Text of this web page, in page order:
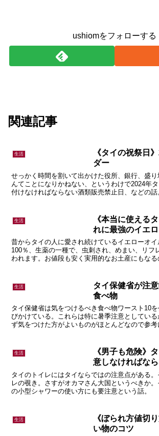
ushiomをフォローする
関連記事
生活
《タイの祝祭日
ダー
せっかく時間を割いて出かけた役所、銀行、盛
んてことになりかねない、というわけで2024年
付けなければならない酒類販売禁止日、などの話
生活
《本当に使える
れに最強のイエ
昔からタイの人に愛され続けているイエローオ
100％、生薬の一種で、虫刺され、めまい、リフ
われます。お値段も安く実用的なお土産にもなる
生活
タイ保健省が注
食べ物
タイ保健省は気をつけるべき食べ物ワースト10
びかけている。これらは特に暑季注意としてい
ず気をつけた方がよいものがほとんどなので参考
生活
《男子も危険》
意しなければな
タイのトイレにはタイならではの注意点がある
レの覗き。さすがオカマさん大国というべきか
の小型シャワーの使い方にも要注意という話。
生活
《ぼられ方値切
い物のコツ